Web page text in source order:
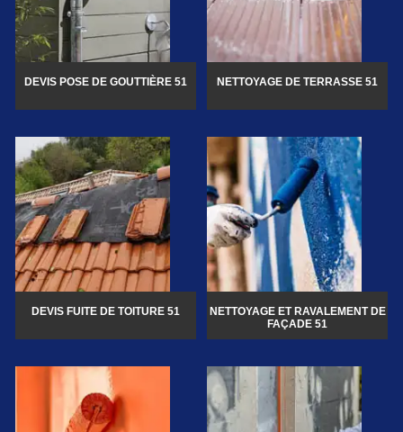
DEVIS POSE DE GOUTTIÈRE 51 NETTOYAGE DE TERRASSE 51
DEVIS FUITE DE TOITURE 51
NETTOYAGE ET RAVALEMENT DE
FAÇADE 51